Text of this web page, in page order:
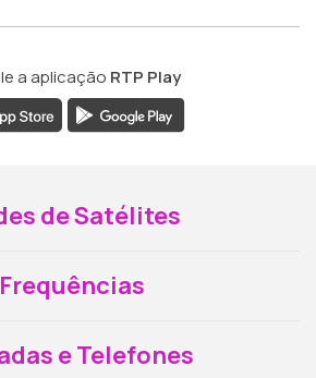
a aplicação RTP Play
de Satélites
Frequências
e Telefones